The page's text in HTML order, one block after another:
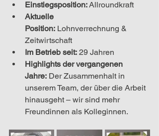
Einstiegsposition:Allroundkraft
Aktuelle
Position: Lohnverrechnung &
Zeitwirtschaft
Im Betrieb seit: 29 Jahren
Highlights der vergangenen
Jahre: Der Zusammenhalt in
unserem Team, der über die Arbeit
hinausgeht – wir sind mehr
Freundinnen als Kolleginnen.